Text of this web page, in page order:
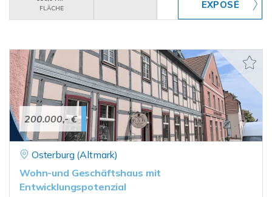
FLÄCHE
200.000,- €
Osterburg (Altmark)
Wohn-und Geschäftshaus mit
Entwicklungspotenzial